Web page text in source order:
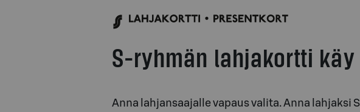
S-ryhmän lahjakortti
Anna lahjansaajalle vapaus valita. Anna